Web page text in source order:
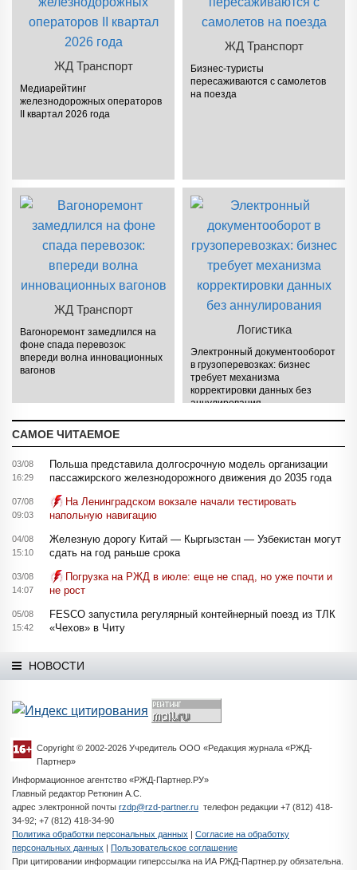
ЖД Транспорт
Медиарейтинг
железнодорожных операторов
II квартал 2026 года
ЖД Транспорт
Бизнес-туристы
пересаживаются с самолетов
на поезда
ЖД Транспорт
Вагоноремонт замедлился на
фоне спада перевозок:
впереди волна инновационных
вагонов
Логистика
Электронный документооборот
в грузоперевозках: бизнес
требует механизма
корректировки данных без
аннулирования
САМОЕ ЧИТАЕМОЕ
03/08
16:29
Польша представила долгосрочную модель организации
пассажирского железнодорожного движения до 2035 года
07/08
09:03
На Ленинградском вокзале начали тестировать
напольную навигацию
04/08
15:10
Железную дорогу Китай — Кыргызстан — Узбекистан могут
сдать на год раньше срока
03/08
14:07
Погрузка на РЖД в июле: еще не спад, но уже почти и
не рост
05/08
15:42
FESCO запустила регулярный контейнерный поезд из ТЛК
«Чехов» в Читу
НОВОСТИ
Copyright © 2002-2026 Учредитель ООО «Редакция журнала «РЖД-
Партнер»
Информационное агентство «РЖД-Партнер.РУ»
Главный редактор Ретюнин А.С.
адрес электронной почты rzdp@rzd-partner.ru телефон редакции +7 (812) 418-
34-92; +7 (812) 418-34-90
Политика обработки персональных данных | Согласие на обработку
персональных данных | Пользовательское соглашение
При цитировании информации гиперссылка на ИА РЖД-Партнер.ру обязательна.